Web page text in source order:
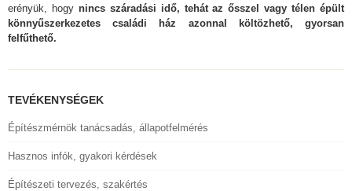
erényük, hogy nincs száradási idő, tehát az ősszel vagy télen épült
könnyűszerkezetes családi ház azonnal költözhető, gyorsan
felfűthető.
TEVÉKENYSÉGEK
Építészmérnök tanácsadás, állapotfelmérés
Hasznos infók, gyakori kérdések
Építészeti tervezés, szakértés